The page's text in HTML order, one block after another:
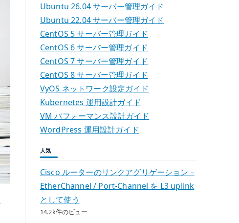
Ubuntu 26.04 サーバー管理ガイド
Ubuntu 22.04 サーバー管理ガイド
CentOS 5 サーバー管理ガイド
CentOS 6 サーバー管理ガイド
CentOS 7 サーバー管理ガイド
CentOS 8 サーバー管理ガイド
VyOS ネットワーク設定ガイド
Kubernetes 運用設計ガイド
VM パフォーマンス設計ガイド
WordPress 運用設計ガイド
人気
Cisco ルーターのリンクアグリゲーション –
EtherChannel / Port-Channel を L3 uplink
として使う
14.2k件のビュー